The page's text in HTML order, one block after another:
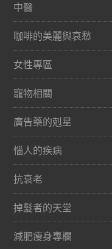
中醫
咖啡的美麗與哀愁
女性專區
寵物相關
廣告藥的剋星
惱人的疾病
抗衰老
掉髮者的天堂
減肥瘦身專欄